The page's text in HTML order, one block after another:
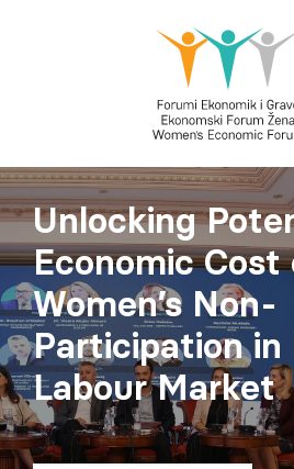
Unlocking
Economic Cost
Women’s Non-
Participation in
Labour Market